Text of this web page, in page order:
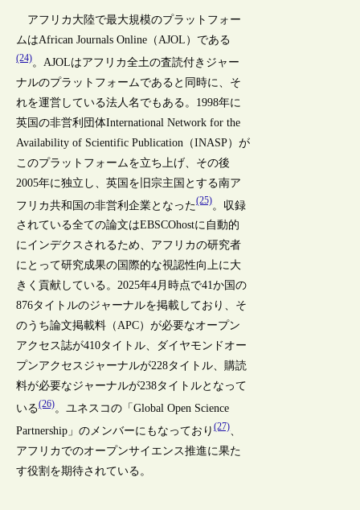
アフリカ大陸で最大規模のプラットフォー
ムはAfrican Journals Online（AJOL）である
(24)。AJOLはアフリカ全土の査読付きジャー
ナルのプラットフォームであると同時に、そ
れを運営している法人名でもある。1998年に
英国の非営利団体International Network for the
Availability of Scientific Publication（INASP）が
このプラットフォームを立ち上げ、その後
2005年に独立し、英国を旧宗主国とする南ア
フリカ共和国の非営利企業となった(25)。収録
されている全ての論文はEBSCOhostに自動的
にインデクスされるため、アフリカの研究者
にとって研究成果の国際的な視認性向上に大
きく貢献している。2025年4月時点で41か国の
876タイトルのジャーナルを掲載しており、そ
のうち論文掲載料（APC）が必要なオープン
アクセス誌が410タイトル、ダイヤモンドオー
プンアクセスジャーナルが228タイトル、購読
料が必要なジャーナルが238タイトルとなって
いる(26)。ユネスコの「Global Open Science
Partnership」のメンバーにもなっており(27)、
アフリカでのオープンサイエンス推進に果た
す役割を期待されている。